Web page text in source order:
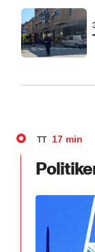
TT 17 min